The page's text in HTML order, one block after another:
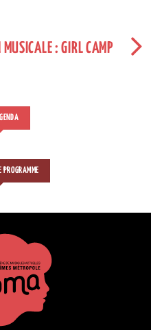
MUSICALE : GIRL CAMP
PROGRAMME